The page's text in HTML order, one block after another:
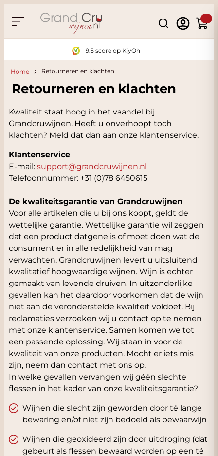
Search
9.5 score op KiyOh
Home Retourneren en klachten
Retourneren en klachten
Kwaliteit staat hoog in het vaandel bij
Grandcruwijnen. Heeft u onverhoopt toch
klachten? Meld dat dan aan onze klantenservice.
Klantenservice
E-mail: support@grandcruwijnen.nl
Telefoonnummer: +31 (0)78 6450615
De kwaliteitsgarantie van Grandcruwijnen
Voor alle artikelen die u bij ons koopt, geldt de
wettelijke garantie. Wettelijke garantie wil zeggen
dat een product datgene is of moet doen wat de
consument er in alle redelijkheid van mag
verwachten. Grandcruwijnen levert u uitsluitend
kwalitatief hoogwaardige wijnen. Wijn is echter
gemaakt van levende druiven. In uitzonderlijke
gevallen kan het daardoor voorkomen dat de wijn
niet aan de veronderstelde kwaliteit voldoet. Bij
reclamaties verzoeken wij u contact op te nemen
met onze klantenservice. Samen komen we tot
een passende oplossing. Wij staan in voor de
kwaliteit van onze producten. Mocht er iets mis
zijn, neem dan contact met ons op.
In welke gevallen vervangen wij géén slechte
flessen in het kader van onze kwaliteitsgarantie?
Wijnen die slecht zijn geworden door té lange
bewaring en/of niet zijn bedoeld als bewaarwijn
Wijnen die geoxideerd zijn door uitdroging (dat
gebeurt als flessen bewaard worden op een té